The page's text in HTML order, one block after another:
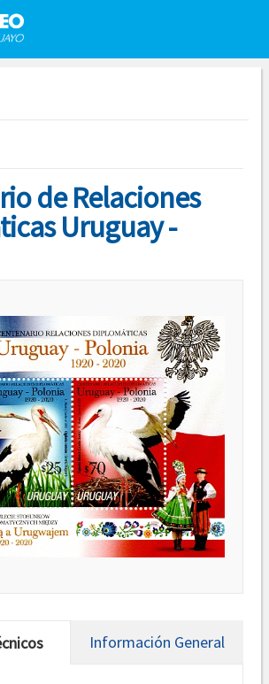
de Relaciones
Uruguay -
Información General